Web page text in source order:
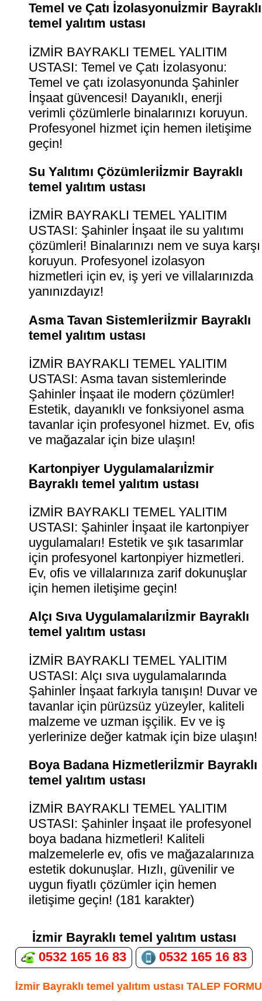
Temel ve Çatı İzolasyonuİzmir Bayraklı
temel yalıtım ustası
İZMİR BAYRAKLI TEMEL YALITIM
USTASI: Temel ve Çatı İzolasyonu:
Temel ve çatı izolasyonunda Şahinler
İnşaat güvencesi! Dayanıklı, enerji
verimli çözümlerle binalarınızı koruyun.
Profesyonel hizmet için hemen iletişime
geçin!
Su Yalıtımı Çözümleriİzmir Bayraklı
temel yalıtım ustası
İZMİR BAYRAKLI TEMEL YALITIM
USTASI: Şahinler İnşaat ile su yalıtımı
çözümleri! Binalarınızı nem ve suya karşı
koruyun. Profesyonel izolasyon
hizmetleri için ev, iş yeri ve villalarınızda
yanınızdayız!
Asma Tavan Sistemleriİzmir Bayraklı
temel yalıtım ustası
İZMİR BAYRAKLI TEMEL YALITIM
USTASI: Asma tavan sistemlerinde
Şahinler İnşaat ile modern çözümler!
Estetik, dayanıklı ve fonksiyonel asma
tavanlar için profesyonel hizmet. Ev, ofis
ve mağazalar için bize ulaşın!
Kartonpiyer Uygulamalarıİzmir
Bayraklı temel yalıtım ustası
İZMİR BAYRAKLI TEMEL YALITIM
USTASI: Şahinler İnşaat ile kartonpiyer
uygulamaları! Estetik ve şık tasarımlar
için profesyonel kartonpiyer hizmetleri.
Ev, ofis ve villalarınıza zarif dokunuşlar
için hemen iletişime geçin!
Alçı Sıva Uygulamalarıİzmir Bayraklı
temel yalıtım ustası
İZMİR BAYRAKLI TEMEL YALITIM
USTASI: Alçı sıva uygulamalarında
Şahinler İnşaat farkıyla tanışın! Duvar ve
tavanlar için pürüzsüz yüzeyler, kaliteli
malzeme ve uzman işçilik. Ev ve iş
yerlerinize değer katmak için bize ulaşın!
Boya Badana Hizmetleriİzmir Bayraklı
temel yalıtım ustası
İZMİR BAYRAKLI TEMEL YALITIM
USTASI: Şahinler İnşaat ile profesyonel
boya badana hizmetleri! Kaliteli
malzemelerle ev, ofis ve mağazalarınıza
estetik dokunuşlar. Hızlı, güvenilir ve
uygun fiyatlı çözümler için hemen
iletişime geçin! (181 karakter)
İzmir Bayraklı temel yalıtım ustası
0532 165 16 83
0532 165 16 83
İzmir Bayraklı temel yalıtım ustası TALEP FORMU